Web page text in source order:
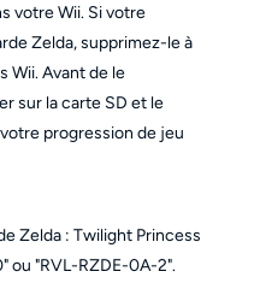
votre Wii. Si votre
Zelda, supprimez-le à
Wii. Avant de le
sur la carte SD et le
progression de jeu
Zelda : Twilight Princess
ou "RVL-RZDE-0A-2".